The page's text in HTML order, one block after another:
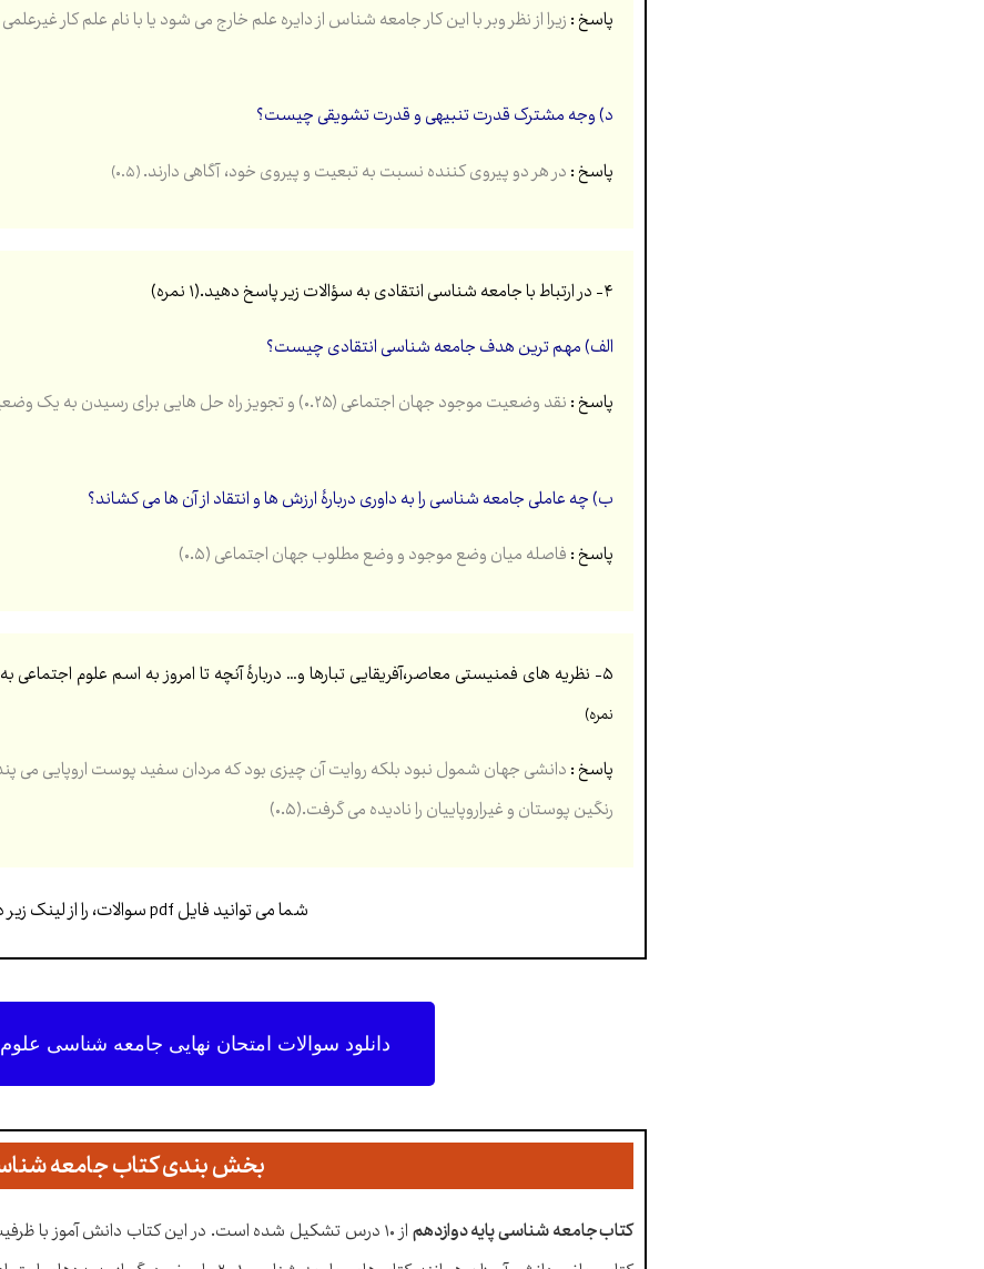
پاسخ :زیرا از نظر وبر با این کار جامعه شناس از دایره علم خارج می شود یا با نام علم کار
د) وجه مشترک قدرت تنبیهی و قدرت تشویقی چیست؟
پاسخ :در هر دو پیروی کننده نسبت به تبعیت و پیروی خود، آگاهی دارند.(۰.۵)
۴- در ارتباط با جامعه شناسی انتقادی به سؤالات زیر پاسخ دهید.(۱ نمره)
الف) مهم ترین هدف جامعه شناسی انتقادی چیست؟
پاسخ :نقد وضعیت موجود جهان اجتماعی (۰.۲۵) و تجویز راه حل هایی برای رسیدن به یک وضعیت بهتر (۰.۲۵)
ب) چه عاملی جامعه شناسی را به داوری دربارۀ ارزش ها و انتقاد از آن ها می کشاند؟
پاسخ :فاصله میان وضع موجود و وضع مطلوب جهان اجتماعی (۰.۵)
۵- نظریه های فمنیستی معاصر،آفریقایی تبارها و… دربارۀ آنچه تا امروز به اسم علوم اجتماعی به مطالعۀ جوامع و فرهنگ ها می پرداخت، چه نظری دارند؟
نمره)
پاسخ :دانشی جهان شمول نبود بلکه روایت آن چیزی بود که مردان سفید پوست اروپایی می پنداشتند.(۰.۵) و
رنگین پوستان و غیراروپاییان را نادیده می گرفت.(۰.۵)
شما می توانید فایل pdf سوالات، را از لینک زیر دانلود کنید…
دانلود سوالات امتحان نهایی جامعه شناسی علوم
بخش بندی کتاب جامعه
کتاب جامعه شناسی پایه دوازدهم
از ۱۰ درس تشکیل شده است. در این کتاب دانش آموز با